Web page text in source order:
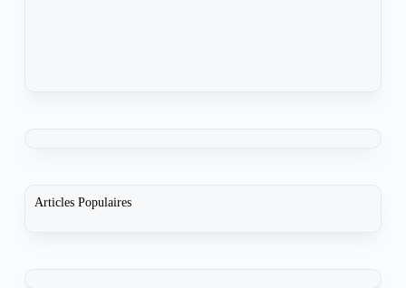
Articles Populaires